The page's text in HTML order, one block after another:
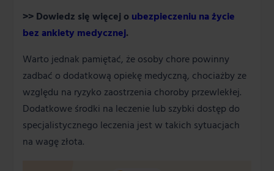
>> Dowiedz się więcej oubezpieczeniu na życie
bez ankiety medycznej.
Warto jednak pamiętać, że osoby chore powinny
zadbać o dodatkową opiekę medyczną, chociażby ze
względu na ryzyko zaostrzenia choroby przewlekłej.
Dodatkowe środki na leczenie lub szybki dostęp do
specjalistycznego leczenia jest w takich sytuacjach
na wagę złota.